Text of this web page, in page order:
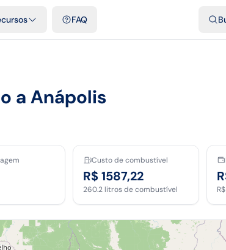
FAQ
a Anápolis
Custo de combustível
R$ 1587,22
260.2 litros de combustível